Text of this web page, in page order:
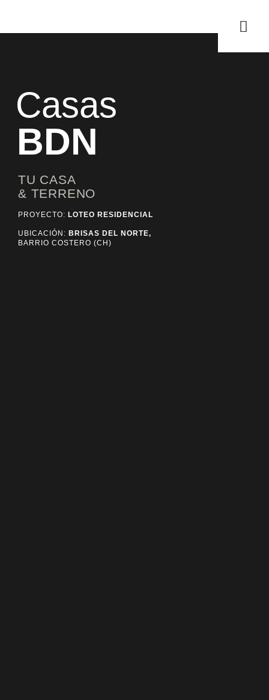
Casas
BDN
TU CASA
& TERRENO
PROYECTO: LOTEO RESIDENCIAL
UBICACIÓN: BRISAS DEL NORTE,
BARRIO COSTERO (CH)